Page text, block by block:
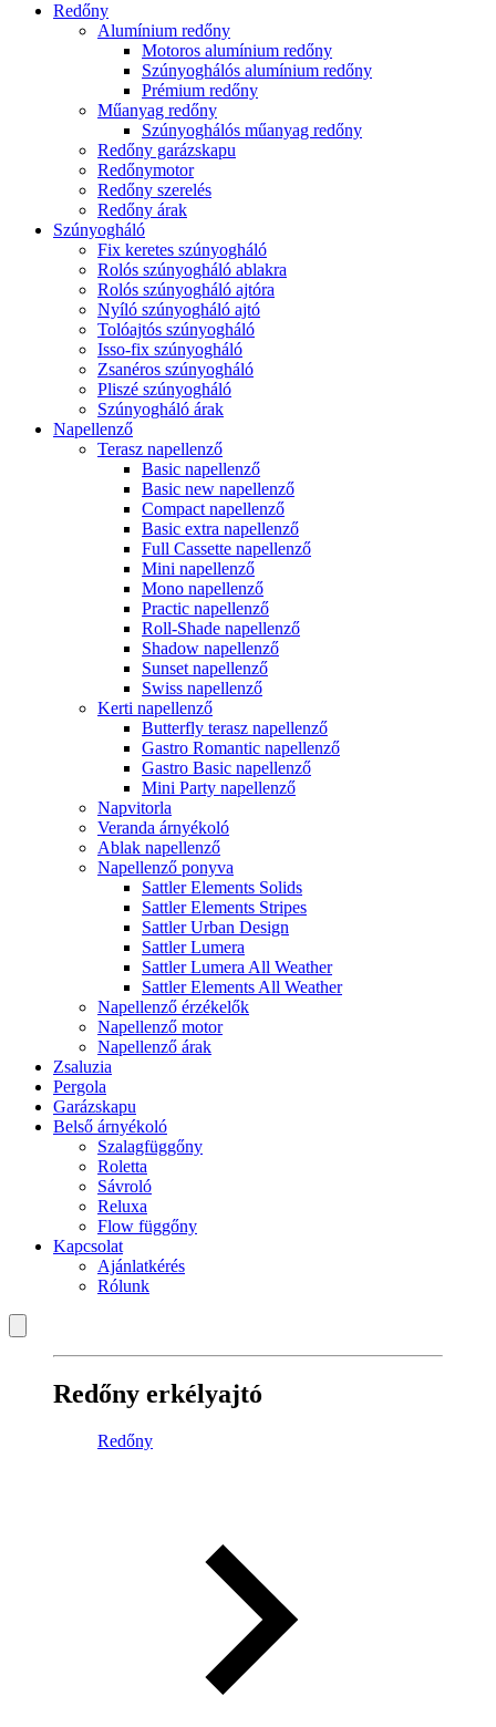
Redőny
Alumínium redőny
Motoros alumínium redőny
Szúnyoghálós alumínium redőny
Prémium redőny
Műanyag redőny
Szúnyoghálós műanyag redőny
Redőny garázskapu
Redőnymotor
Redőny szerelés
Redőny árak
Szúnyogháló
Fix keretes szúnyogháló
Rolós szúnyogháló ablakra
Rolós szúnyogháló ajtóra
Nyíló szúnyogháló ajtó
Tolóajtós szúnyogháló
Isso-fix szúnyogháló
Zsanéros szúnyogháló
Pliszé szúnyogháló
Szúnyogháló árak
Napellenző
Terasz napellenző
Basic napellenző
Basic new napellenző
Compact napellenző
Basic extra napellenző
Full Cassette napellenző
Mini napellenző
Mono napellenző
Practic napellenző
Roll-Shade napellenző
Shadow napellenző
Sunset napellenző
Swiss napellenző
Kerti napellenző
Butterfly terasz napellenző
Gastro Romantic napellenző
Gastro Basic napellenző
Mini Party napellenző
Napvitorla
Veranda árnyékoló
Ablak napellenző
Napellenző ponyva
Sattler Elements Solids
Sattler Elements Stripes
Sattler Urban Design
Sattler Lumera
Sattler Lumera All Weather
Sattler Elements All Weather
Napellenző érzékelők
Napellenző motor
Napellenző árak
Zsaluzia
Pergola
Garázskapu
Belső árnyékoló
Szalagfüggőny
Roletta
Sávroló
Reluxa
Flow függőny
Kapcsolat
Ajánlatkérés
Rólunk
Redőny erkélyajtó
Redőny